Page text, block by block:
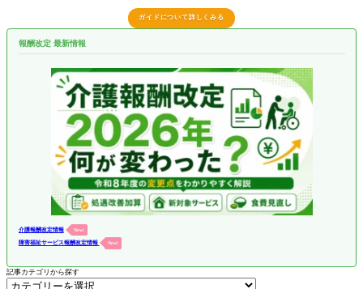
ガイドについて詳しくみる
報酬改定 最新情報
介護報酬改定情報 New!
障害福祉サービス報酬改定情報 New!
記事カテゴリから探す